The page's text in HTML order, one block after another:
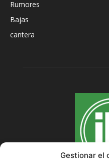
Gestionar el
Rumores
Bajas
cantera